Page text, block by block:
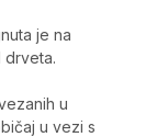
je na
drveta.
u
u vezi s